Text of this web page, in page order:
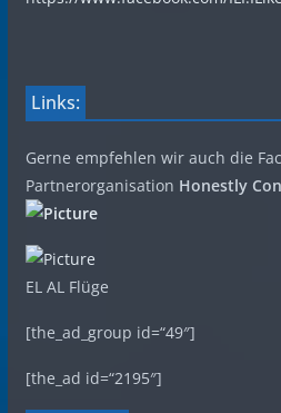
Links:
Gerne empfehlen wir auch die
Partnerorganisation Honestly
EL AL Flüge
[the_ad_group id=“49″]
[the_ad id=“2195″]